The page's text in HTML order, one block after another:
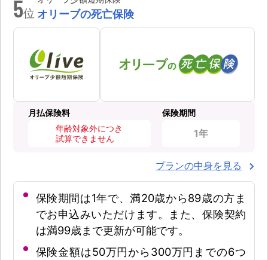
5位 オリーブの死亡保険
月払保険料
年齢対象外につき
試算できません
保険期間
1年
プランの中身を見る
保険期間は1年で、満20歳から89歳の方ま
でお申込みいただけます。また、保険契約
は満99歳まで更新が可能です。
保険金額は50万円から300万円までの6つ